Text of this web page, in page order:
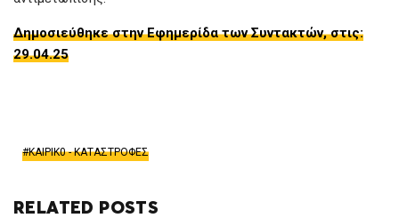
Δημοσιεύθηκε στην Εφημερίδα των Συντακτών, στις:
29.04.25
ΚΑΙΡΙΚ0 - ΚΑΤΑΣΤΡΟΦΕΣ
RELATED POSTS